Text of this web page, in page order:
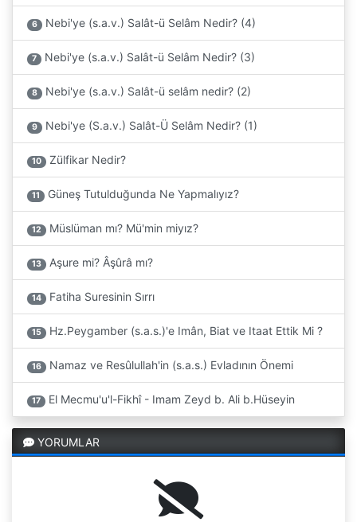
6 Nebi'ye (s.a.v.) Salât-ü Selâm Nedir? (4)
7 Nebi'ye (s.a.v.) Salât-ü Selâm Nedir? (3)
8 Nebi'ye (s.a.v.) Salât-ü selâm nedir? (2)
9 Nebi'ye (S.a.v.) Salât-Ü Selâm Nedir? (1)
10 Zülfikar Nedir?
11 Güneş Tutulduğunda Ne Yapmalıyız?
12 Müslüman mı? Mü'min miyız?
13 Aşure mi? Âşûrâ mı?
14 Fatiha Suresinin Sırrı
15 Hz.Peygamber (s.a.s.)'e Imân, Biat ve Itaat Ettik Mi ?
16 Namaz ve Resûlullah'in (s.a.s.) Evladının Önemi
17 El Mecmu'u'l-Fikhî - Imam Zeyd b. Ali b.Hüseyin
YORUMLAR